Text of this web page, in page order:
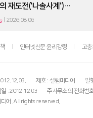
재도전('나솔사계')…
2026.08.06
인터넷신문 윤리강령 고
제호 : 셀럽미디어
발
일 : 2012.12.03 주사무소의 전화번
어. All rights reserved.